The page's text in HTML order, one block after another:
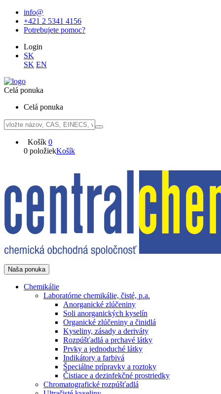
info@
+421 2 5341 4156
Potrebujete pomoc?
Login
SK
SK EN
Celá ponuka
Celá ponuka
Košík 0
0 položiekKošík
Naša ponuka
Chemikálie
Laboratórne chemikálie, čisté, p.a.
Anorganické zlúčeniny
Soli anorganických kyselín
Organické zlúčeniny a činidlá
Kyseliny, zásady a deriváty
Rozpúšťadlá a prchavé látky
Prvky a jednoduché látky
Indikátory a farbivá
Špeciálne prípravky a roztoky
Čistiace a dezinfekčné prostriedky
Chromatografické rozpúšťadlá